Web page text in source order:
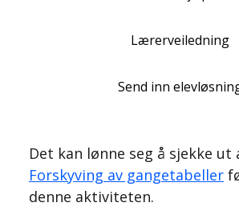
Lærerveiledning
Send inn
Det kan lønne seg å sjekke
Forskyving av gangetabeller
denne aktiviteten.